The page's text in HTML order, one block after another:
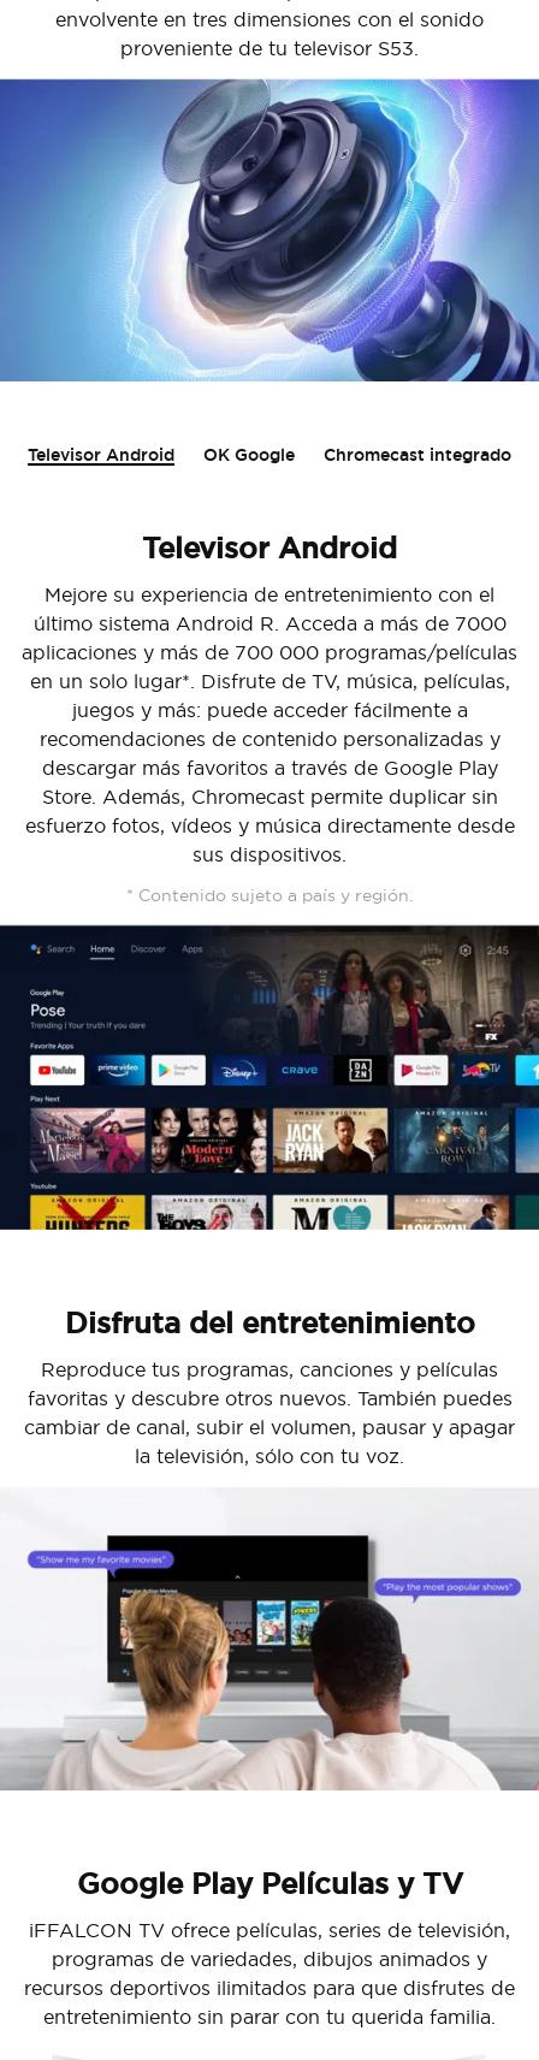
envolvente en tres dimensiones con el sonido
proveniente de tu televisor S53.
Televisor Android OK Google Chromecast integrado
Televisor Android
Mejore su experiencia de entretenimiento con el
último sistema Android R. Acceda a más de 7000
aplicaciones y más de 700 000 programas/películas
en un solo lugar*. Disfrute de TV, música, películas,
juegos y más: puede acceder fácilmente a
recomendaciones de contenido personalizadas y
descargar más favoritos a través de Google Play
Store. Además, Chromecast permite duplicar sin
esfuerzo fotos, vídeos y música directamente desde
sus dispositivos.
* Contenido sujeto a país y región.
Disfruta del entretenimiento
Reproduce tus programas, canciones y películas
favoritas y descubre otros nuevos. También puedes
cambiar de canal, subir el volumen, pausar y apagar
la televisión, sólo con tu voz.
Google Play Películas y TV
iFFALCON TV ofrece películas, series de televisión,
programas de variedades, dibujos animados y
recursos deportivos ilimitados para que disfrutes de
entretenimiento sin parar con tu querida familia.
Confirm
Cancel